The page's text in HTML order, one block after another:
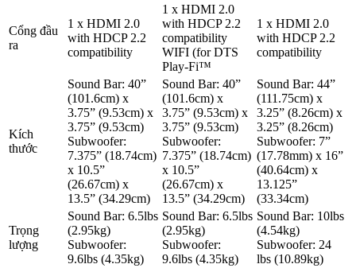
Cổng đầu
ra
1 x HDMI 2.0
with HDCP 2.2
compatibility
1 x HDMI 2.0
with HDCP 2.2
compatibility
WIFI (for DTS
Play-Fi™
1 x HDMI 2.0
with HDCP 2.2
compatibility
Kích
thước
Sound Bar: 40”
(101.6cm) x
3.75” (9.53cm) x
3.75” (9.53cm)
Subwoofer:
7.375” (18.74cm)
x 10.5”
(26.67cm) x
13.5” (34.29cm)
Sound Bar: 40”
(101.6cm) x
3.75” (9.53cm) x
3.75” (9.53cm)
Subwoofer:
7.375” (18.74cm)
x 10.5”
(26.67cm) x
13.5” (34.29cm)
Sound Bar: 44”
(111.75cm) x
3.25” (8.26cm) x
3.25” (8.26cm)
Subwoofer: 7”
(17.78mm) x 16”
(40.64cm) x
13.125”
(33.34cm)
Trọng
lượng
Sound Bar: 6.5lbs
(2.95kg)
Subwoofer:
9.6lbs (4.35kg)
Sound Bar: 6.5lbs
(2.95kg)
Subwoofer:
9.6lbs (4.35kg)
Sound Bar: 10lbs
(4.54kg)
Subwoofer: 24
lbs (10.89kg)